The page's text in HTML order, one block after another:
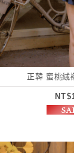
正韓 蜜桃絨